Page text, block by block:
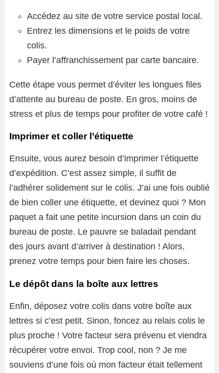
Accédez au site de votre service postal local.
Entrez les dimensions et le poids de votre
colis.
Payer l’affranchissement par carte bancaire.
Cette étape vous permet d’éviter les longues files
d’attente au bureau de poste. En gros, moins de
stress et plus de temps pour profiter de votre café !
Imprimer et coller l’étiquette
Ensuite, vous aurez besoin d’imprimer l’étiquette
d’expédition. C’est assez simple, il suffit de
l’adhérer solidement sur le colis. J’ai une fois oublié
de bien coller une étiquette, et devinez quoi ? Mon
paquet a fait une petite incursion dans un coin du
bureau de poste. Le pauvre se baladait pendant
des jours avant d’arriver à destination ! Alors,
prenez votre temps pour bien faire les choses.
Le dépôt dans la boîte aux lettres
Enfin, déposez votre colis dans votre boîte aux
lettres si c’est petit. Sinon, foncez au relais colis le
plus proche ! Votre facteur sera prévenu et viendra
récupérer votre envoi. Trop cool, non ? Je me
souviens d’une fois où mon facteur était tellement